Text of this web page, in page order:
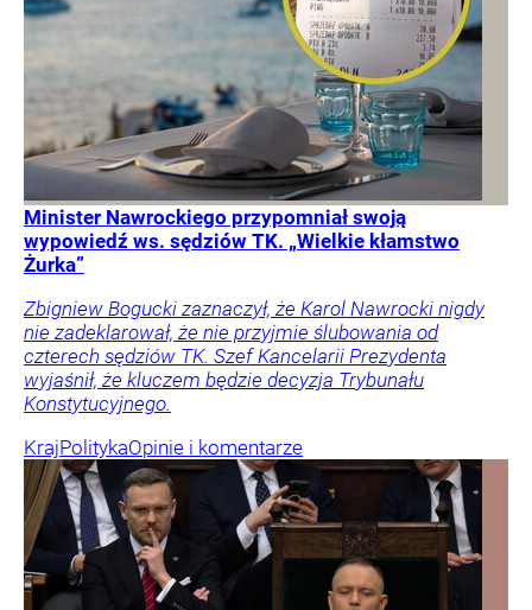
Minister Nawrockiego przypomniał swoją
wypowiedź ws. sędziów TK. „Wielkie kłamstwo
Żurka”
Zbigniew Bogucki zaznaczył, że Karol Nawrocki nigdy
nie zadeklarował, że nie przyjmie ślubowania od
czterech sędziów TK. Szef Kancelarii Prezydenta
wyjaśnił, że kluczem będzie decyzja Trybunału
Konstytucyjnego.
KrajPolitykaOpinie i komentarze